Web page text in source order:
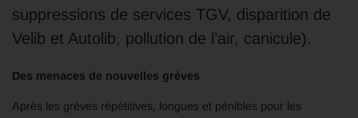
suppressions de services TGV, disparition de
Velib et Autolib, pollution de l’air, canicule).
Des menaces de nouvelles grèves
Après les grèves répétitives, longues et pénibles pour les